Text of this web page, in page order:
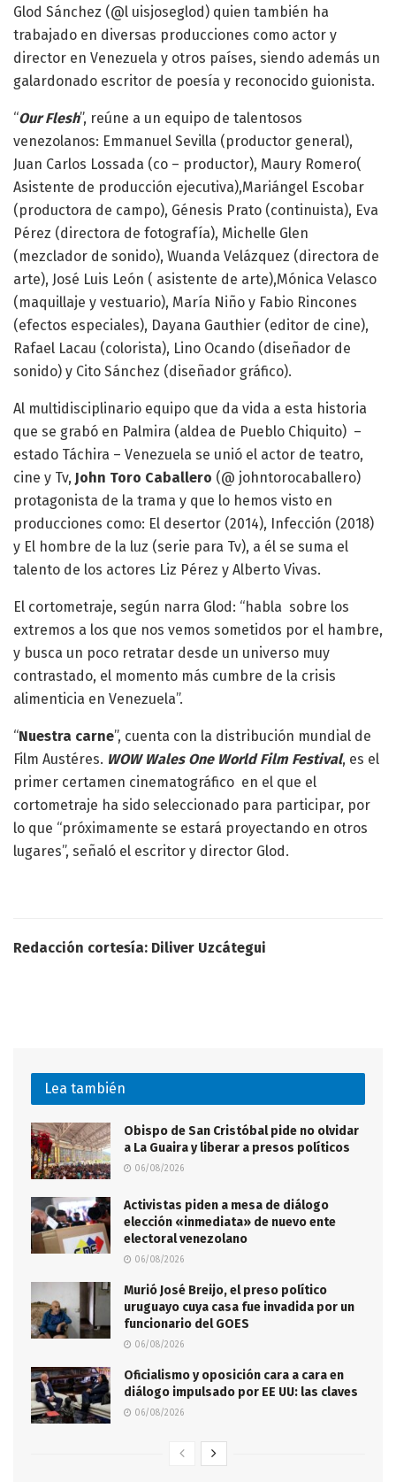
Glod Sánchez (@l uisjoseglod) quien también ha
trabajado en diversas producciones como actor y
director en Venezuela y otros países, siendo además un
galardonado escritor de poesía y reconocido guionista.
“Our Flesh”, reúne a un equipo de talentosos
venezolanos: Emmanuel Sevilla (productor general),
Juan Carlos Lossada (co – productor), Maury Romero(
Asistente de producción ejecutiva),Mariángel Escobar
(productora de campo), Génesis Prato (continuista), Eva
Pérez (directora de fotografía), Michelle Glen
(mezclador de sonido), Wuanda Velázquez (directora de
arte), José Luis León ( asistente de arte),Mónica Velasco
(maquillaje y vestuario), María Niño y Fabio Rincones
(efectos especiales), Dayana Gauthier (editor de cine),
Rafael Lacau (colorista), Lino Ocando (diseñador de
sonido) y Cito Sánchez (diseñador gráfico).
Al multidisciplinario equipo que da vida a esta historia
que se grabó en Palmira (aldea de Pueblo Chiquito) –
estado Táchira – Venezuela se unió el actor de teatro,
cine y Tv, John Toro Caballero (@ johntorocaballero)
protagonista de la trama y que lo hemos visto en
producciones como: El desertor (2014), Infección (2018)
y El hombre de la luz (serie para Tv), a él se suma el
talento de los actores Liz Pérez y Alberto Vivas.
El cortometraje, según narra Glod: “habla sobre los
extremos a los que nos vemos sometidos por el hambre,
y busca un poco retratar desde un universo muy
contrastado, el momento más cumbre de la crisis
alimenticia en Venezuela”.
“Nuestra carne”, cuenta con la distribución mundial de
Film Austéres. WOW Wales One World Film Festival, es el
primer certamen cinematográfico en el que el
cortometraje ha sido seleccionado para participar, por
lo que “próximamente se estará proyectando en otros
lugares”, señaló el escritor y director Glod.
Redacción cortesía: Diliver Uzcátegui
Lea también
Obispo de San Cristóbal pide no olvidar
a La Guaira y liberar a presos políticos
06/08/2026
Activistas piden a mesa de diálogo
elección «inmediata» de nuevo ente
electoral venezolano
06/08/2026
Murió José Breijo, el preso político
uruguayo cuya casa fue invadida por un
funcionario del GOES
06/08/2026
Oficialismo y oposición cara a cara en
diálogo impulsado por EE UU: las claves
06/08/2026